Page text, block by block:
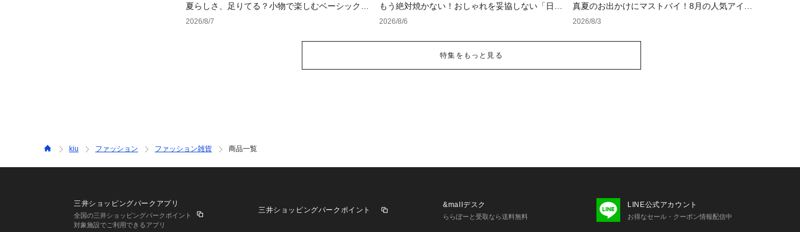
夏らしさ、足りてる？小物で楽しむベーシックコ
ーデ4選
2026/8/7
もう絶対焼かない！おしゃれを妥協しない「日焼
け対策」グッズ
2026/8/6
真夏のお出かけにマストバイ！8月の人気アイテ
ムランキング
2026/8/3
特集をもっと見る
kiu ファッション ファッション雑貨 商品一覧
三井ショッピングパークアプリ
全国の三井ショッピングパークポイント
対象施設でご利用できるアプリ
三井ショッピングパークポイント
&mallデスク
ららぽーと受取なら送料無料
LINE公式アカウント
お得なセール・クーポン情報配信中